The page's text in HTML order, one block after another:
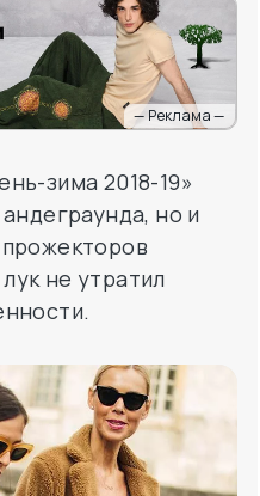
— Реклама —
зима 2018-19»
но и
не утратил